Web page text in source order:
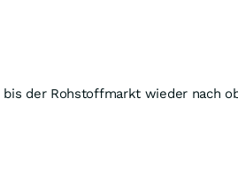
der Rohstoffmarkt wieder nach